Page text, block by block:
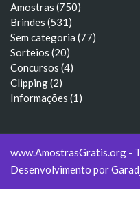
Amostras (750)
Brindes (531)
Sem categoria (77)
Sorteios (20)
Concursos (4)
Clipping (2)
Informações (1)
www.AmostrasGratis.org -
Desenvolvimento por